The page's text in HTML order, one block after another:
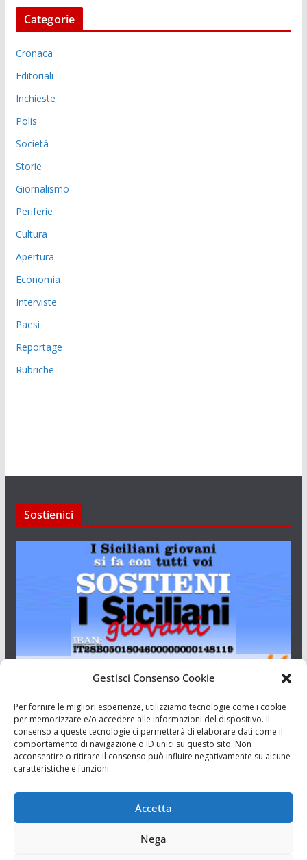
Gestisci Consenso Cookie
Per fornire le migliori esperienze, utilizziamo tecnologie come i cookie
per memorizzare e/o accedere alle informazioni del dispositivo. Il
consenso a queste tecnologie ci permetterà di elaborare dati come il
comportamento di navigazione o ID unici su questo sito. Non
acconsentire o ritirare il consenso può influire negativamente su alcune
caratteristiche e funzioni.
Accetta
Nega
Categorie
Cronaca
Editoriali
Inchieste
Polis
Società
Storie
Giornalismo
Periferie
Cultura
Apertura
Economia
Interviste
Paesi
Reportage
Rubriche
Sostienici
Aut. del tribunale di Catania n.23/2011 del 20/09/2011 Dir.
Resp. Riccardo Orioles.
Associazione Culturale I Siciliani Giovani
via Randazzo 27 Catania